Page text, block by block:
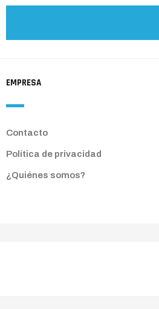
EMPRESA
Contacto
Política de privacidad
¿Quiénes somos?